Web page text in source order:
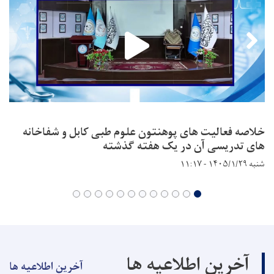
خلاصه فعالیت های پوهنتون علوم طبی کابل و شفاخانه
های تدریسی آن در یک هفته گذشته
شنبه ۱۴۰۵/۱/۲۹ - ۱۱:۱۷
آخرین اطلاعیه ها آخرین اطلاعیه ها